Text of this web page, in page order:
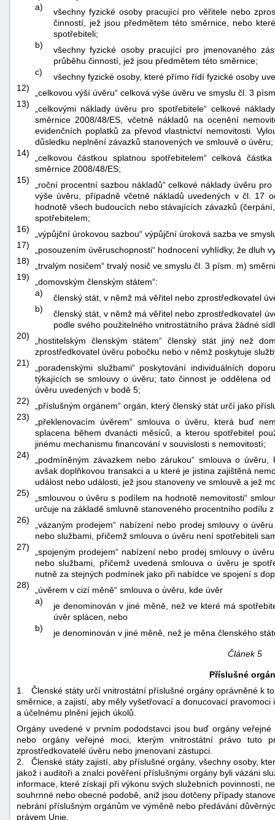
a)
všechny fyzické osoby pracující pro věřitele nebo
činností, jež jsou předmětem této směrnice, nebo
spotřebiteli;
b)
všechny fyzické osoby pracující pro jmenovaného
průběhu činností, jež jsou předmětem této směrnice;
c)
všechny fyzické osoby, které přímo řídí fyzické osoby
12)
„celkovou výší úvěru“ celková výše úvěru ve smyslu čl. 3
13)
„celkovými náklady úvěru pro spotřebitele“ celkové
směrnice 2008/48/ES, včetně nákladů na ocenění
evidenčních poplatků za převod vlastnictví nemovitosti.
důsledku neplnění závazků stanovených ve smlouvě o úvěru;
14)
„celkovou částkou splatnou spotřebitelem“ celková
směrnice 2008/48/ES;
15)
„roční procentní sazbou nákladů“ celkové náklady úvěru
výše úvěru, případně včetně nákladů uvedených v čl. 17
hodnotě všech budoucích nebo stávajících závazků
spotřebitelem;
16)
„výpůjční úrokovou sazbou“ výpůjční úroková sazba ve
17)
„posouzením úvěruschopnosti“ hodnocení vyhlídky, že dluh
18)
„trvalým nosičem“ trvalý nosič ve smyslu čl. 3 písm. m)
19)
„domovským členským státem“:
a)
členský stát, v němž má věřitel nebo zprostředkovatel
b)
členský stát, v němž má věřitel nebo zprostředkovatel
podle svého použitelného vnitrostátního práva žádné
20)
„hostitelským členským státem“ členský stát jiný než
zprostředkovatel úvěru pobočku nebo v němž poskytuje
21)
„poradenskými službami“ poskytování individuálních
týkajících se smlouvy o úvěru; tato činnost je oddělena
úvěru uvedených v bodě 5;
22)
„příslušným orgánem“ orgán, který členský stát určí jako
23)
„překlenovacím úvěrem“ smlouva o úvěru, která buď
splacena během dvanácti měsíců, a kterou spotřebitel
jinému mechanismu financování v souvislosti s nemovitostí;
24)
„podmíněným závazkem nebo zárukou“ smlouva o
avšak doplňkovou transakci a u které je jistina zajištěná
událost nebo události, jež jsou stanoveny ve smlouvě a jež
25)
„smlouvou o úvěru s podílem na hodnotě nemovitosti“
určuje na základě smluvně stanoveného procentního podílu
26)
„vázaným prodejem“ nabízení nebo prodej smlouvy o
nebo službami, přičemž smlouva o úvěru není spotřebiteli
27)
„spojeným prodejem“ nabízení nebo prodej smlouvy o
nebo službami, přičemž uvedená smlouva o úvěru je
nutně za stejných podmínek jako při nabídce ve spojení s
28)
„úvěrem v cizí měně“ smlouva o úvěru, kde úvěr
a)
je denominován v jiné měně, než ve které má
úvěr splácen, nebo
b)
je denominován v jiné měně, než je měna členského
Článek 5
Příslušné
1.
Členské státy určí vnitrostátní příslušné orgány oprávněné k
směrnice, a zajistí, aby měly vyšetřovací a donucovací
a účelnému plnění jejich úkolů.
Orgány uvedené v prvním pododstavci jsou buď orgány
nebo orgány veřejné moci, kterým vnitrostátní právo tuto
zprostředkovatelé úvěru nebo jmenovaní zástupci.
2.
Členské státy zajistí, aby příslušné orgány, všechny osoby,
jakož i auditoři a znalci pověření příslušnými orgány byli vázáni
informace, které získají při výkonu svých služebních povinností,
souhrnné nebo obecné podobě, aniž jsou dotčeny případy
nebrání příslušným orgánům ve výměně nebo předávání
právem Unie.